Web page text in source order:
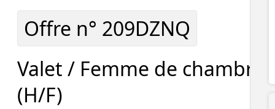
Offre n° 209DZNQ
Valet / Femme de chambre
(H/F)